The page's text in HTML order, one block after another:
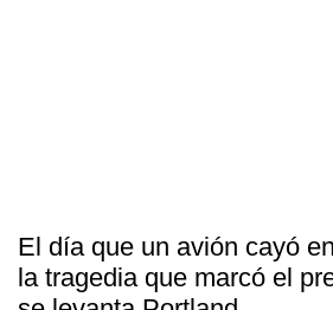
El día que un avión cayó
la tragedia que marcó el